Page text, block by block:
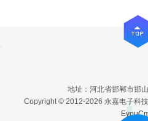
地址：河北省邯郸市邯
Copyright © 2012-2026 永嘉电子科